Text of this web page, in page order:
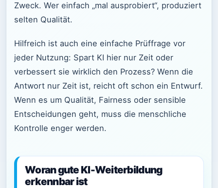
Zweck. Wer einfach „mal ausprobiert“, produziert
selten Qualität.
Hilfreich ist auch eine einfache Prüffrage vor
jeder Nutzung: Spart KI hier nur Zeit oder
verbessert sie wirklich den Prozess? Wenn die
Antwort nur Zeit ist, reicht oft schon ein Entwurf.
Wenn es um Qualität, Fairness oder sensible
Entscheidungen geht, muss die menschliche
Kontrolle enger werden.
Woran gute KI-Weiterbildung
erkennbar ist